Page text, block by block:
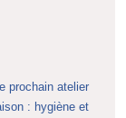
prochain atelier
: hygiène et